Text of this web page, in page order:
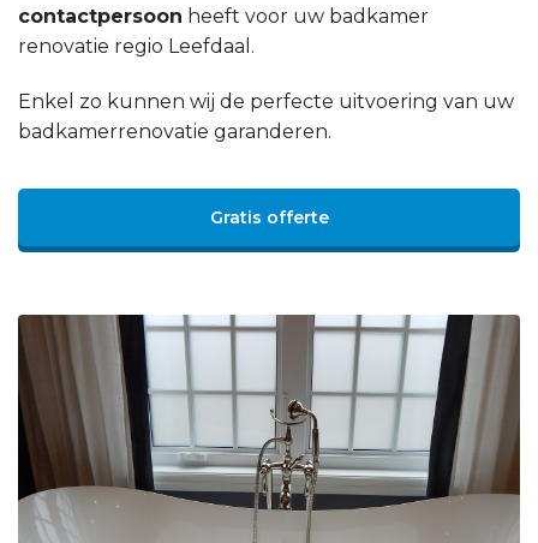
contactpersoon heeft voor uw badkamer
renovatie regio Leefdaal.
Enkel zo kunnen wij de perfecte uitvoering van uw
badkamerrenovatie garanderen.
Gratis offerte